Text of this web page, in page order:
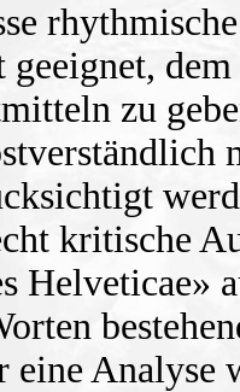
geeignet,
zu
kritische
Helveticae»
Analyse